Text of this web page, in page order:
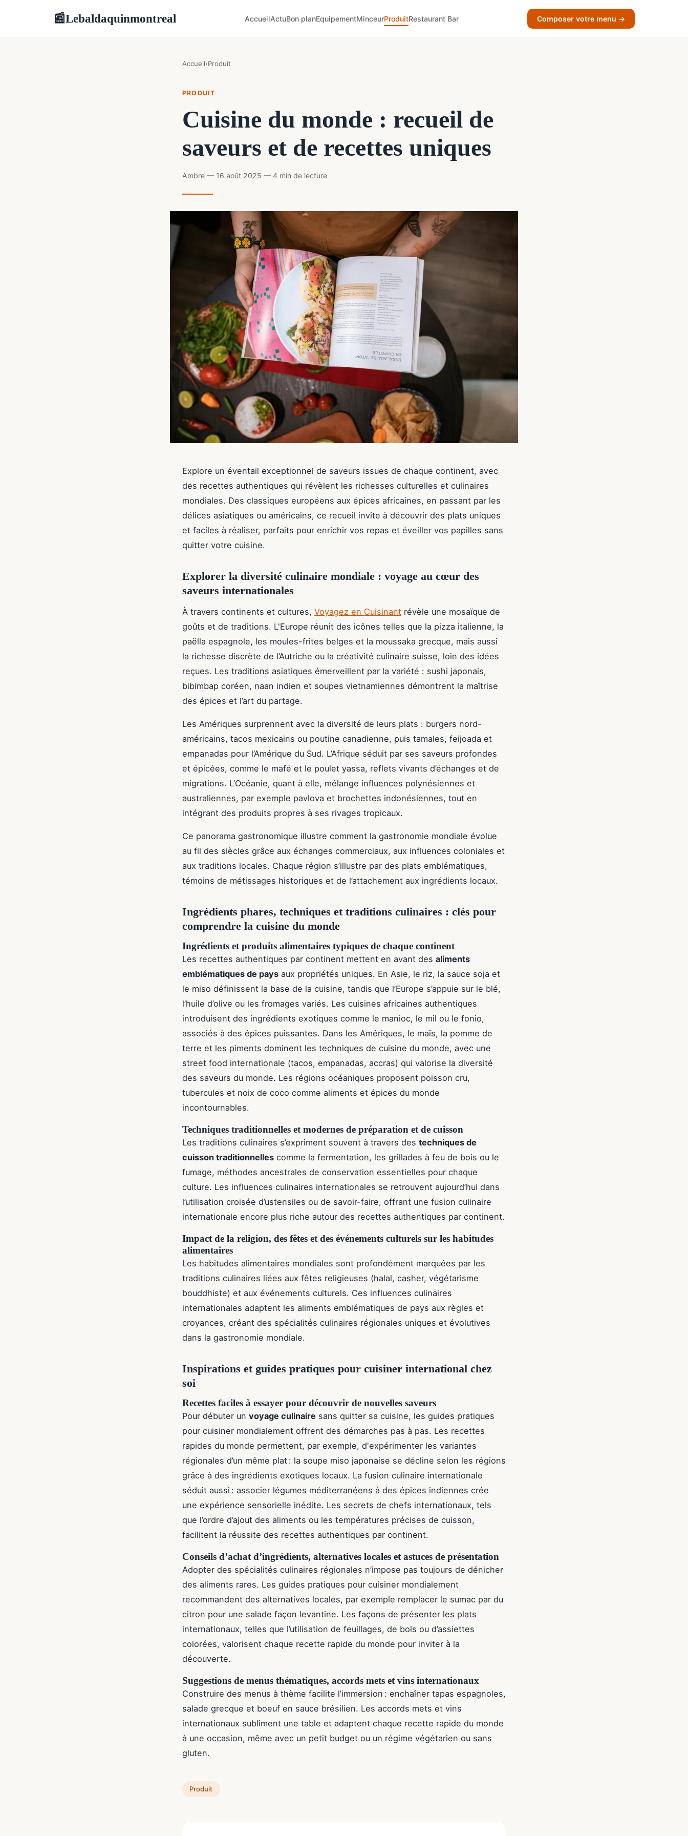
📰Lebaldaquinmontreal AccueilActuBon planEquipementMinceurProduitRestaurant Bar Composer votre menu →
Accueil›Produit
PRODUIT
Cuisine du monde : recueil de
saveurs et de recettes uniques
Ambre — 16 août 2025 — 4 min de lecture
Explore un éventail exceptionnel de saveurs issues de chaque continent, avec
des recettes authentiques qui révèlent les richesses culturelles et culinaires
mondiales. Des classiques européens aux épices africaines, en passant par les
délices asiatiques ou américains, ce recueil invite à découvrir des plats uniques
et faciles à réaliser, parfaits pour enrichir vos repas et éveiller vos papilles sans
quitter votre cuisine.
Explorer la diversité culinaire mondiale : voyage au cœur des
saveurs internationales
À travers continents et cultures, Voyagez en Cuisinant révèle une mosaïque de
goûts et de traditions. L'Europe réunit des icônes telles que la pizza italienne, la
paëlla espagnole, les moules-frites belges et la moussaka grecque, mais aussi
la richesse discrète de l’Autriche ou la créativité culinaire suisse, loin des idées
reçues. Les traditions asiatiques émerveillent par la variété : sushi japonais,
bibimbap coréen, naan indien et soupes vietnamiennes démontrent la maîtrise
des épices et l’art du partage.
Les Amériques surprennent avec la diversité de leurs plats : burgers nord-
américains, tacos mexicains ou poutine canadienne, puis tamales, feijoada et
empanadas pour l’Amérique du Sud. L’Afrique séduit par ses saveurs profondes
et épicées, comme le mafé et le poulet yassa, reflets vivants d’échanges et de
migrations. L’Océanie, quant à elle, mélange influences polynésiennes et
australiennes, par exemple pavlova et brochettes indonésiennes, tout en
intégrant des produits propres à ses rivages tropicaux.
Ce panorama gastronomique illustre comment la gastronomie mondiale évolue
au fil des siècles grâce aux échanges commerciaux, aux influences coloniales et
aux traditions locales. Chaque région s’illustre par des plats emblématiques,
témoins de métissages historiques et de l’attachement aux ingrédients locaux.
Ingrédients phares, techniques et traditions culinaires : clés pour
comprendre la cuisine du monde
Ingrédients et produits alimentaires typiques de chaque continent
Les recettes authentiques par continent mettent en avant des aliments
emblématiques de pays aux propriétés uniques. En Asie, le riz, la sauce soja et
le miso définissent la base de la cuisine, tandis que l’Europe s’appuie sur le blé,
l’huile d’olive ou les fromages variés. Les cuisines africaines authentiques
introduisent des ingrédients exotiques comme le manioc, le mil ou le fonio,
associés à des épices puissantes. Dans les Amériques, le maïs, la pomme de
terre et les piments dominent les techniques de cuisine du monde, avec une
street food internationale (tacos, empanadas, accras) qui valorise la diversité
des saveurs du monde. Les régions océaniques proposent poisson cru,
tubercules et noix de coco comme aliments et épices du monde
incontournables.
Techniques traditionnelles et modernes de préparation et de cuisson
Les traditions culinaires s’expriment souvent à travers des techniques de
cuisson traditionnelles comme la fermentation, les grillades à feu de bois ou le
fumage, méthodes ancestrales de conservation essentielles pour chaque
culture. Les influences culinaires internationales se retrouvent aujourd’hui dans
l’utilisation croisée d’ustensiles ou de savoir-faire, offrant une fusion culinaire
internationale encore plus riche autour des recettes authentiques par continent.
Impact de la religion, des fêtes et des événements culturels sur les habitudes
alimentaires
Les habitudes alimentaires mondiales sont profondément marquées par les
traditions culinaires liées aux fêtes religieuses (halal, casher, végétarisme
bouddhiste) et aux événements culturels. Ces influences culinaires
internationales adaptent les aliments emblématiques de pays aux règles et
croyances, créant des spécialités culinaires régionales uniques et évolutives
dans la gastronomie mondiale.
Inspirations et guides pratiques pour cuisiner international chez
soi
Recettes faciles à essayer pour découvrir de nouvelles saveurs
Pour débuter un voyage culinaire sans quitter sa cuisine, les guides pratiques
pour cuisiner mondialement offrent des démarches pas à pas. Les recettes
rapides du monde permettent, par exemple, d'expérimenter les variantes
régionales d’un même plat : la soupe miso japonaise se décline selon les régions
grâce à des ingrédients exotiques locaux. La fusion culinaire internationale
séduit aussi : associer légumes méditerranéens à des épices indiennes crée
une expérience sensorielle inédite. Les secrets de chefs internationaux, tels
que l’ordre d’ajout des aliments ou les températures précises de cuisson,
facilitent la réussite des recettes authentiques par continent.
Conseils d’achat d’ingrédients, alternatives locales et astuces de présentation
Adopter des spécialités culinaires régionales n’impose pas toujours de dénicher
des aliments rares. Les guides pratiques pour cuisiner mondialement
recommandent des alternatives locales, par exemple remplacer le sumac par du
citron pour une salade façon levantine. Les façons de présenter les plats
internationaux, telles que l’utilisation de feuillages, de bols ou d’assiettes
colorées, valorisent chaque recette rapide du monde pour inviter à la
découverte.
Suggestions de menus thématiques, accords mets et vins internationaux
Construire des menus à thème facilite l’immersion : enchaîner tapas espagnoles,
salade grecque et boeuf en sauce brésilien. Les accords mets et vins
internationaux subliment une table et adaptent chaque recette rapide du monde
à une occasion, même avec un petit budget ou un régime végétarien ou sans
gluten.
Produit